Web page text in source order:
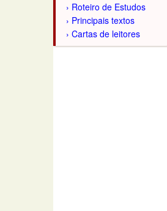
Roteiro de Estudos
Principais textos
Cartas de leitores